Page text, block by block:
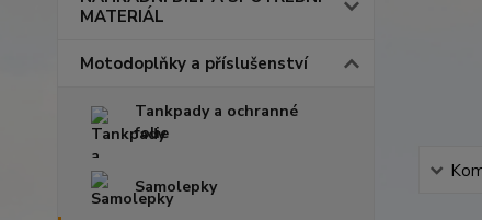
MATERIÁL
Motodoplňky a příslušenství
Tankpady a ochranné
folie
Samolepky